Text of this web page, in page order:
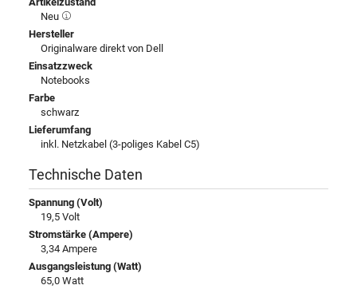
Neu
Hersteller
Originalware direkt von Dell
Einsatzzweck
Notebooks
Farbe
schwarz
Lieferumfang
inkl. Netzkabel (3-poliges Kabel C5)
Technische Daten
Spannung (Volt)
19,5 Volt
Stromstärke (Ampere)
3,34 Ampere
Ausgangsleistung (Watt)
65,0 Watt